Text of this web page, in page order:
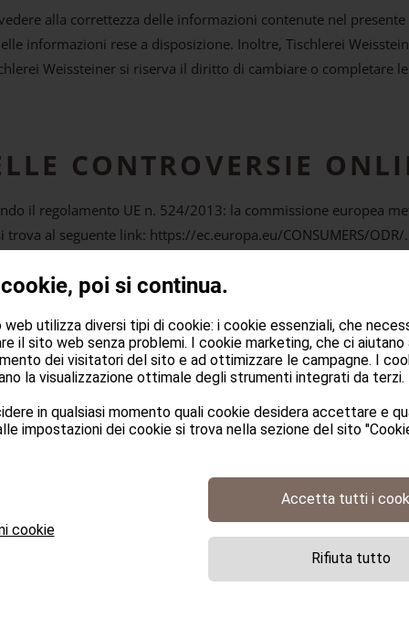
alla correttezza delle informazioni contenute nel
informazioni rese a disposizione. Inoltre, Tischlerei
Weissteiner si riserva il diritto di cambiare o completare
CONTROVERSIE
il regolamento UE n. 524/2013: la commissione europea
trova al seguente link: https://ec.europa.eu/CONSUMERS/ODR/
obbligazioni contrattuali derivanti da contratti di
DEI DATI
dall’accesso e utilizzo del sito è Tischlerei
è Tischlerei Weissteiner. Al fine di conoscere in modo
che lo consultano si rimanda alla pagina privacy policy.
DI UTILIZZO
poi si continua.
utilizza diversi tipi di cookie: i cookie essenziali, che
il sito web senza problemi. I cookie marketing, che ci aiutano
dei visitatori del sito e ad ottimizzare le campagne. I
la visualizzazione ottimale degli strumenti integrati da terzi.
in qualsiasi momento quali cookie desidera accettare e
impostazioni dei cookie si trova nella sezione del sito
cookie
Accetta tutti i
Rifiuta tutto